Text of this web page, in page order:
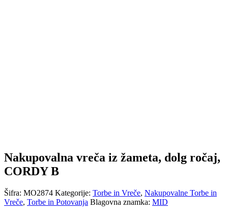
Nakupovalna vreča iz žameta, dolg ročaj,
CORDY B
Šifra: MO2874 Kategorije: Torbe in Vreče, Nakupovalne Torbe in
Vreče, Torbe in Potovanja Blagovna znamka: MID